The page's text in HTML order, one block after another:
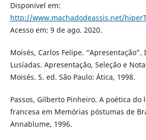
Disponível em:
http://www.machadodeassis.net/
Acesso em: 9 de ago. 2020.
Moisés, Carlos Felipe. “Apresentação”.
Lusíadas. Apresentação, Seleção e
Moisés. 5. ed. São Paulo: Ática, 1998.
Passos, Gilberto Pinheiro. A poética do
francesa em Memórias póstumas de
Annablume, 1996.